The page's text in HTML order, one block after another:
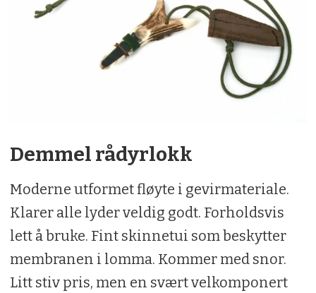
Demmel rådyrlokk
Moderne utformet fløyte i gevirmateriale.
Klarer alle lyder veldig godt. Forholdsvis
lett å bruke. Fint skinnetui som beskytter
membranen i lomma. Kommer med snor.
Litt stiv pris, men en svært velkomponert